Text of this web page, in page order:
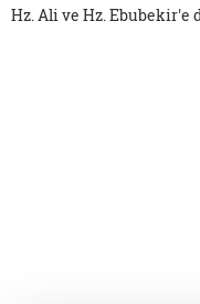
Hz. Ali ve Hz.